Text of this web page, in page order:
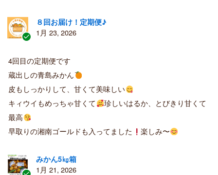
証
済
み
購
者
８回お届け！定期便♪
1月 23, 2026
4回目の定期便です
蔵出しの青島みかん
皮もしっかりして、甘くて美味しい
キィウイもめっちゃ甘くて
珍しいはるか、とびきり甘くて
最高
早取りの湘南ゴールドも入ってました
楽しみ〜
みかん5㎏箱
1月 21, 2026